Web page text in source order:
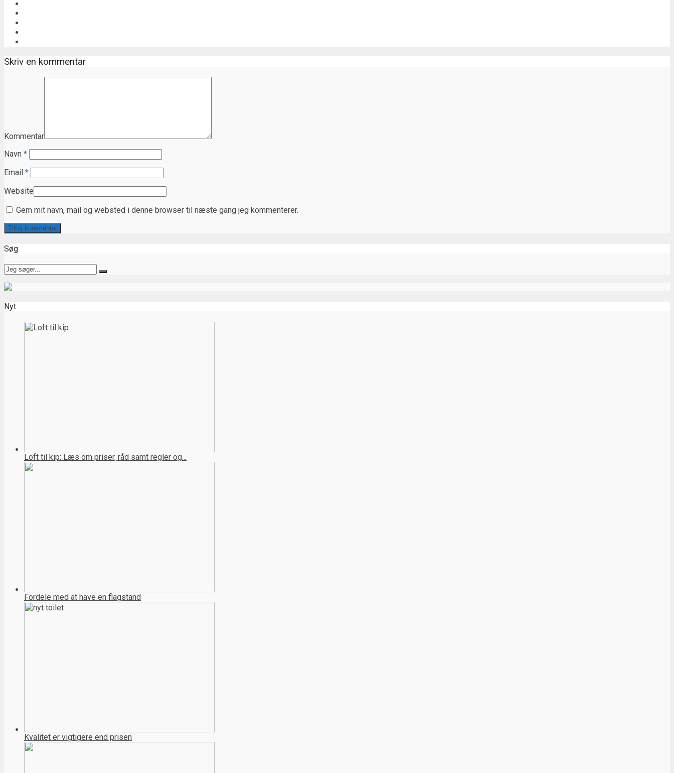
Skriv en kommentar
Kommentar
Navn *
Email *
Website
Gem mit navn, mail og websted i denne browser til næste gang jeg kommenterer.
Søg
Nyt
Loft til kip: Læs om priser, råd samt regler og...
Fordele med at have en flagstand
Kvalitet er vigtigere end prisen